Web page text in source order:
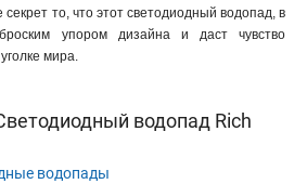
секрет то, что этот светодиодный водопад, в
упором дизайна и даст чувство
мира.
водопад Rich
водопады